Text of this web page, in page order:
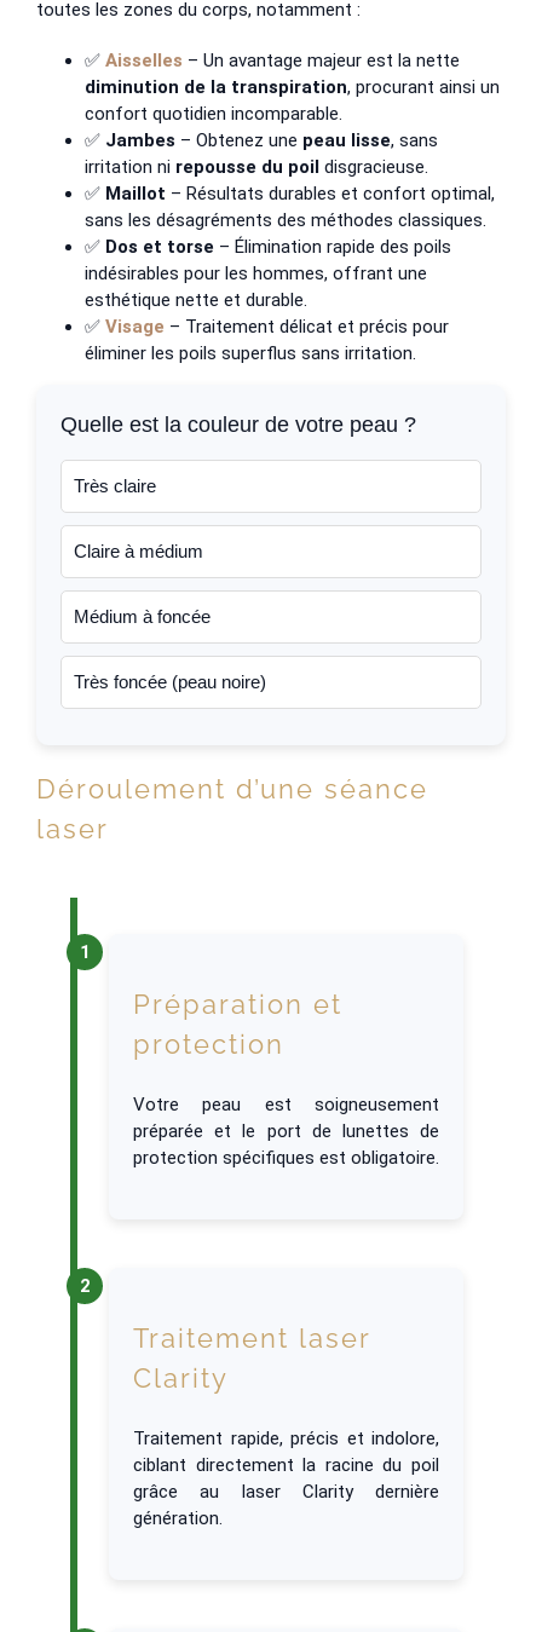
toutes les zones du corps, notamment :
✅ Aisselles – Un avantage majeur est la nette
diminution de la transpiration, procurant ainsi un
confort quotidien incomparable.
✅ Jambes – Obtenez une peau lisse, sans
irritation ni repousse du poil disgracieuse.
✅ Maillot – Résultats durables et confort optimal,
sans les désagréments des méthodes classiques.
✅ Dos et torse – Élimination rapide des poils
indésirables pour les hommes, offrant une
esthétique nette et durable.
✅ Visage – Traitement délicat et précis pour
éliminer les poils superflus sans irritation.
Quelle est la couleur de votre peau ?
Très claire
Claire à médium
Médium à foncée
Très foncée (peau noire)
Déroulement d’une séance
laser
Préparation et
protection
Votre peau est soigneusement
préparée et le port de lunettes de
protection spécifiques est obligatoire.
Traitement laser
Clarity
Traitement rapide, précis et indolore,
ciblant directement la racine du poil
grâce au laser Clarity dernière
génération.